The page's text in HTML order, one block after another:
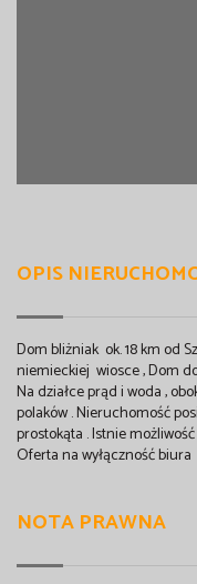
OPIS
Dom bliżniak ok. 18 km od
niemieckiej wiosce , Dom
Na działce prąd i woda ,
polaków . Nieruchomość
prostokąta . Istnie
Oferta na wyłączność biura
NOTA PRAWNA